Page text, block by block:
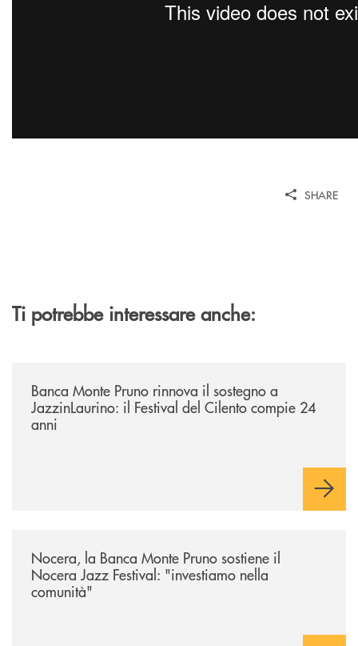
SHARE
Ti potrebbe interessare anche:
Banca Monte Pruno rinnova il sostegno a
JazzinLaurino: il Festival del Cilento compie 24
anni
Nocera, la Banca Monte Pruno sostiene il
Nocera Jazz Festival: "investiamo nella
comunità"